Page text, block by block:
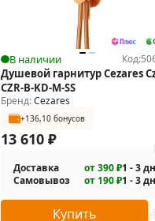
В наличии Код:
Душевой гарнитур Cezares
CZR-B-KD-M-SS
Бренд:Cezares
+136,10 бонусов
13 610 ₽
Доставка от 390 ₽1 - 3
Самовывоз
от 190 ₽1 - 3
Купить